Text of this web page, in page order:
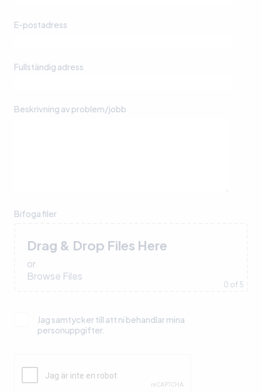
E-postadress
Fullständig adress
Beskrivning av problem/jobb
Bifoga filer
Drag & Drop Files Here
or
Browse Files
0 of 5
Jag samtycker till att ni behandlar mina
personuppgifter.